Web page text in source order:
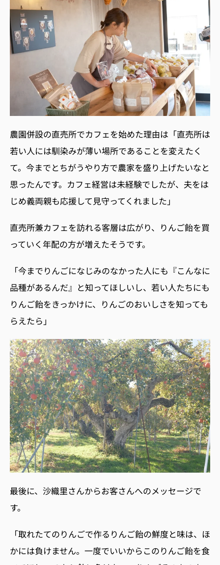
農園併設の直売所でカフェを始めた理由は「直売所は
若い人には馴染みが薄い場所であることを変えたく
て。今までとちがうやり方で農家を盛り上げたいなと
思ったんです。カフェ経営は未経験でしたが、夫をは
じめ義両親も応援して見守ってくれました」
直売所兼カフェを訪れる客層は広がり、りんご飴を買
っていく年配の方が増えたそうです。
「今までりんごになじみのなかった人にも『こんなに
品種があるんだ』と知ってほしいし、 若い人たちにも
りんご飴をきっかけに、りんごのおいしさを知っても
らえたら」
最後に、沙織里さんからお客さんへのメッセージで
す。
「取れたてのりんごで作るりんご飴の鮮度と味は、ほ
かには負けません。一度でいいからこのりんご飴を食